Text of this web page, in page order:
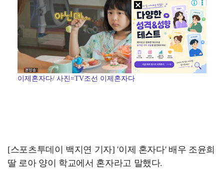
이제혼자다/ 사진=TV조선 이제혼자다
[스포츠투데이 백지연 기자] '이제 혼자다' 배우 조윤희
딸 로아 양이 학교에서 혼자라고 말했다.